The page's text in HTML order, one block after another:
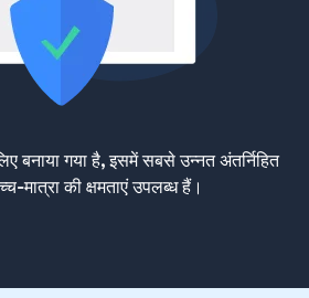
बनाया गया है, इसमें सबसे उन्नत अंतर्निहित
मात्रा की क्षमताएं उपलब्ध हैं।